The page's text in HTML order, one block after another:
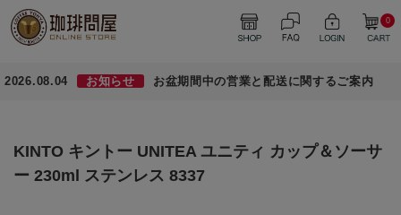
0
2026.08.04 お知らせ お盆期間中の営業と配送に関するご案内
KINTO キントー UNITEA ユニティ カップ＆ソーサ
ー 230ml ステンレス 8337